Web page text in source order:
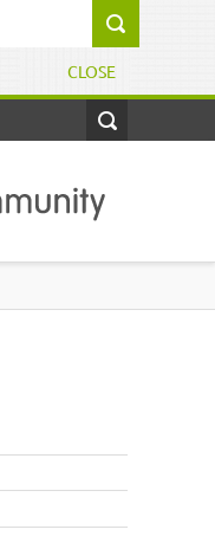
CLOSE